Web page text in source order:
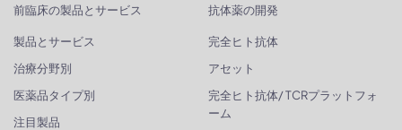
前臨床の製品とサービス
製品とサービス
治療分野別
医薬品タイプ別
注目製品
抗体薬の開発
完全ヒト抗体
アセット
完全ヒト抗体/ TCRプラットフォ
ーム